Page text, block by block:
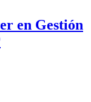
en Gestión